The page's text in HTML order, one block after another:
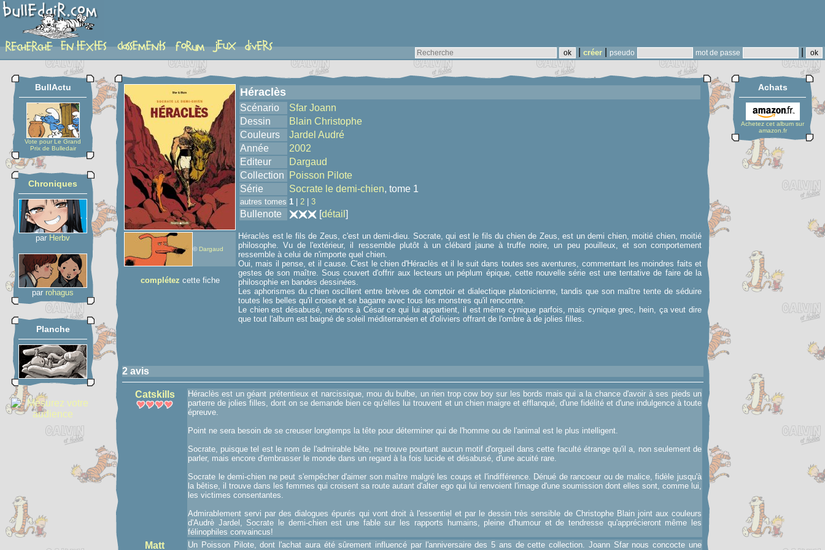
créer pseudo mot de passe
album
BullActu
Vote pour Le Grand
Prix de Bulledair
Chroniques
par Herbv
par rohagus
Planche
© Dargaud
complétez cette fiche
Héraclès
Scénario
Sfar Joann
Dessin
Blain Christophe
Couleurs
Jardel Audré
Année
2002
Editeur
Dargaud
Collection
Poisson Pilote
Série
Socrate le demi-chien, tome 1
autres tomes 1 2 3
Bullenote [détail ]
Héraclès est le fils de Zeus, c'est un demi-dieu. Socrate, qui est le fils du chien de Zeus, est un demi chien, moitié chien, moitié
philosophe. Vu de l'extérieur, il ressemble plutôt à un clébard jaune à truffe noire, un peu pouilleux, et son comportement
ressemble à celui de n'importe quel chien.
Oui, mais il pense, et il cause. C'est le chien d'Héraclès et il le suit dans toutes ses aventures, commentant les moindres faits et
gestes de son maître. Sous couvert d'offrir aux lecteurs un péplum épique, cette nouvelle série est une tentative de faire de la
philosophie en bandes dessinées.
Les aphorismes du chien oscillent entre brèves de comptoir et dialectique platonicienne, tandis que son maître tente de séduire
toutes les belles qu'il croise et se bagarre avec tous les monstres qu'il rencontre.
Le chien est désabusé, rendons à César ce qui lui appartient, il est même cynique parfois, mais cynique grec, hein, ça veut dire
que tout l'album est baigné de soleil méditerranéen et d'oliviers offrant de l'ombre à de jolies filles.
2 avis
Catskills
Héraclès est un géant prétentieux et narcissique, mou du bulbe, un rien trop cow boy sur les bords mais qui a la chance d'avoir à ses pieds un
parterre de jolies filles, dont on se demande bien ce qu'elles lui trouvent et un chien maigre et efflanqué, d'une fidélité et d'une indulgence à toute
épreuve.
Point ne sera besoin de se creuser longtemps la tête pour déterminer qui de l'homme ou de l'animal est le plus intelligent.
Socrate, puisque tel est le nom de l'admirable bête, ne trouve pourtant aucun motif d'orgueil dans cette faculté étrange qu'il a, non seulement de
parler, mais encore d'embrasser le monde dans un regard à la fois lucide et désabusé, d'une acuité rare.
Socrate le demi-chien ne peut s'empêcher d'aimer son maître malgré les coups et l'indifférence. Dénué de rancoeur ou de malice, fidèle jusqu'à
la bêtise, il trouve dans les femmes qui croisent sa route autant d'alter ego qui lui renvoient l'image d'une soumission dont elles sont, comme lui,
les victimes consentantes.
Admirablement servi par des dialogues épurés qui vont droit à l'essentiel et par le dessin très sensible de Christophe Blain joint aux couleurs
d'Audrè Jardel, Socrate le demi-chien est une fable sur les rapports humains, pleine d'humour et de tendresse qu'apprécieront même les
félinophiles convaincus!
Matt
Un Poisson Pilote, dont l'achat aura été sûrement influencé par l'anniversaire des 5 ans de cette collection. Joann Sfar nous concocte une
Achats
Achetez cet album sur
amazon.fr